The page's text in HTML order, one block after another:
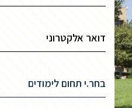
בחר.י תחום לימודים